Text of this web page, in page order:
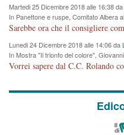
Martedi 25 Dicembre 2018 alle 16:38 da
In Panettone e ruspe, Comitato Albera
cronoprogramma"
Lunedi 24 Dicembre 2018 alle 14:06 da
In Mostra "Il trionfo del colore",